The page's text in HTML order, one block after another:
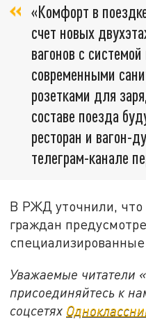
«Комфорт в
счет новых
вагонов с
современными
розетками для
составе поезда
ресторан и вагон-
телеграм-канале
В РЖД уточнили,
граждан
Уважаемые читатели
присоединяйтесь к
соцсетях